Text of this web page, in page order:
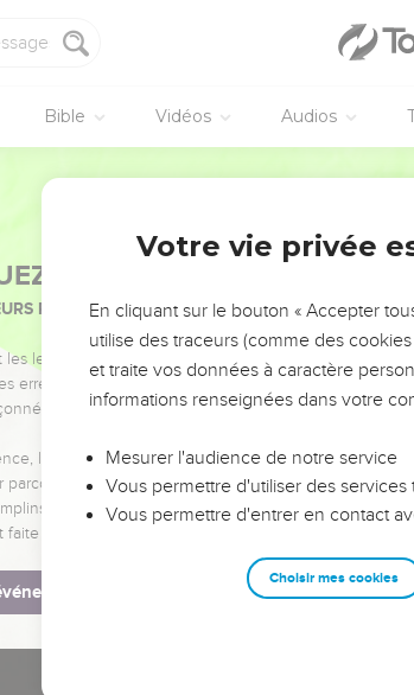
Bible Vidéos Audios
PAS L’ÉVÉNEMENT DE
POUVAIENT VOUS ÉVITER LES VOTRES ?
leaders pour leurs réussites, leur impact, leur foi ou
erreurs et les saisons difficiles qu'ils ont traversés,
leaders, entrepreneurs, et responsables reviennent
parcours et les clés pour avancer avec plus de sagesse
Que vous guidiez un ministère, une équipe, un
pour vous.
Votre vie privée
En cliquant sur le bouton « Accepter
utilise des traceurs (comme des
et traite vos données à caractère
informations renseignées dans votre
Mesurer l'audience de notre service
Vous permettre d'utiliser des
Vous permettre d'entrer en contact
Choisir mes cookies